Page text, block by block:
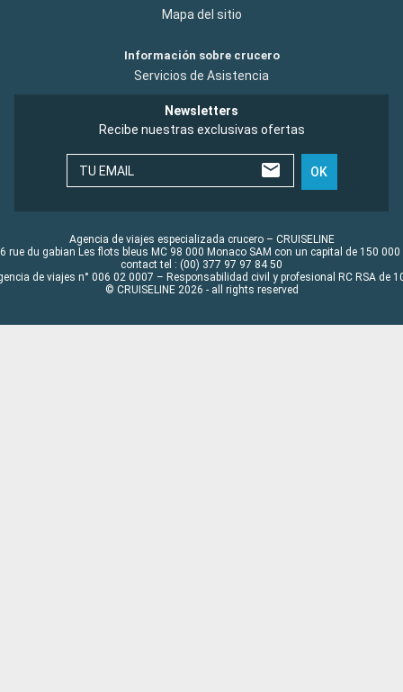
Mapa del sitio
Información sobre crucero
Servicios de Asistencia
Newsletters
Recibe nuestras exclusivas ofertas
TU EMAIL OK
Agencia de viajes especializada crucero – CRUISELINE
rue du gabian Les flots bleus MC 98 000 Monaco SAM con un capital de 150 000
contact tel : (00) 377 97 97 84 50
de viajes n° 006 02 0007 – Responsabilidad civil y profesional RC RSA de
© CRUISELINE 2026 - all rights reserved